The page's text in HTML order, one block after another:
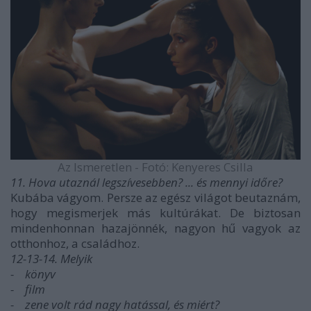
Az Ismeretlen - Fotó: Kenyeres Csilla
11. Hova utaznál legszívesebben? ... és mennyi időre?
Kubába vágyom. Persze az egész világot beutaznám,
hogy megismerjek más kultúrákat. De biztosan
mindenhonnan hazajönnék, nagyon hű vagyok az
otthonhoz, a családhoz.
12-13-14. Melyik
- könyv
- film
- zene volt rád nagy hatással, és miért?